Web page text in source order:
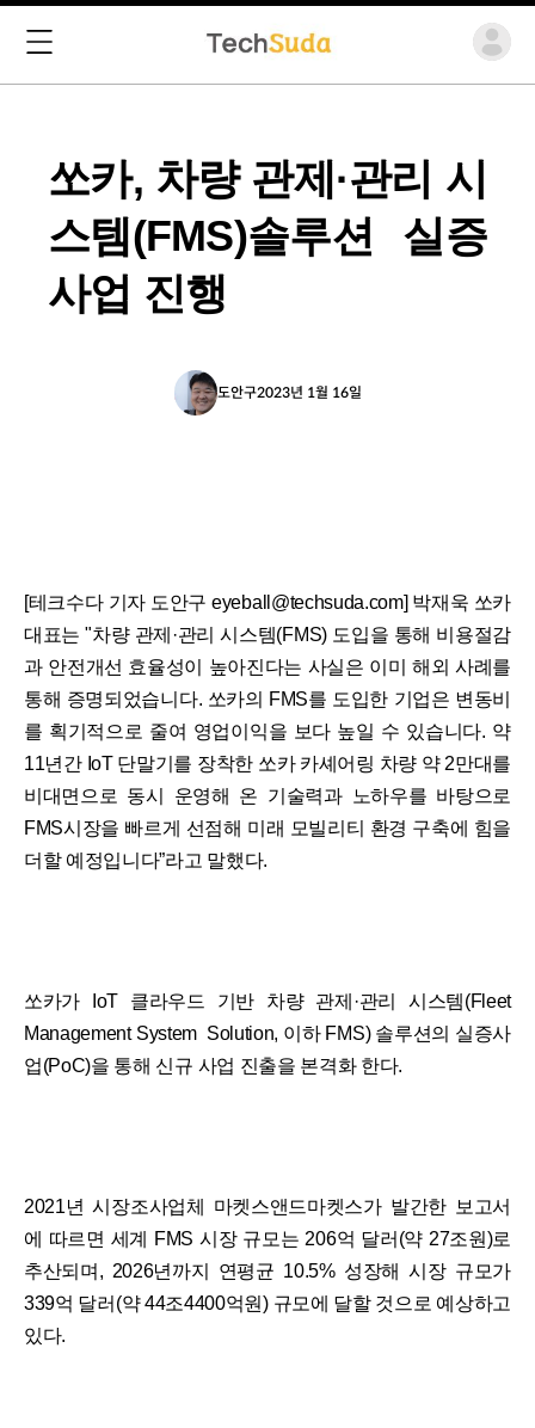
쏘카, 차량 관제·관리 시
스템(FMS)솔루션 실증
사업 진행
도안구2023년 1월 16일
[테크수다 기자 도안구 eyeball@techsuda.com] 박재욱 쏘카
대표는 "차량 관제·관리 시스템(FMS) 도입을 통해 비용절감
과 안전개선 효율성이 높아진다는 사실은 이미 해외 사례를
통해 증명되었습니다. 쏘카의 FMS를 도입한 기업은 변동비
를 획기적으로 줄여 영업이익을 보다 높일 수 있습니다. 약
11년간 IoT 단말기를 장착한 쏘카 카셰어링 차량 약 2만대를
비대면으로 동시 운영해 온 기술력과 노하우를 바탕으로
FMS시장을 빠르게 선점해 미래 모빌리티 환경 구축에 힘을
더할 예정입니다”라고 말했다.
쏘카가 IoT 클라우드 기반 차량 관제·관리 시스템(Fleet
Management System Solution, 이하 FMS) 솔루션의 실증사
업(PoC)을 통해 신규 사업 진출을 본격화 한다.
2021년 시장조사업체 마켓스앤드마켓스가 발간한 보고서
에 따르면 세계 FMS 시장 규모는 206억 달러(약 27조원)로
추산되며, 2026년까지 연평균 10.5% 성장해 시장 규모가
339억 달러(약 44조4400억원) 규모에 달할 것으로 예상하고
있다.